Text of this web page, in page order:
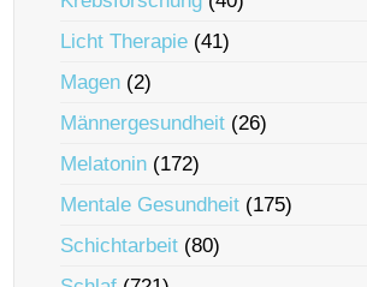
Licht Therapie (41)
Magen (2)
Männergesundheit (26)
Melatonin (172)
Mentale Gesundheit (175)
Schichtarbeit (80)